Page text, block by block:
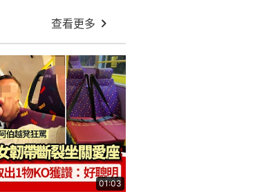
查看更多
01:03